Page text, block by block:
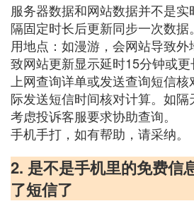
服务器数据和网站数据并不是
隔固定时长后更新同步一次数
用地点：如漫游，会网站导致
致网站更新显示延时15分钟或
上网查询详单或发送查询短信
际发送短信时间核对计算。如
考虑投诉客服要求协助查询。
手机手打，如有帮助，请采纳。
2. 是不是手机里的免费信
了短信了